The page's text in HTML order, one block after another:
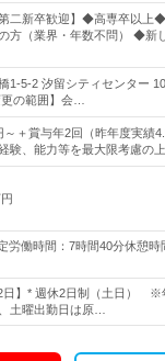
第二新卒歓迎】◆高専卒以上
方（業界・年数不問） ◆新
1-5-2 汐留シティセンター
更の範囲】会…
～＋賞与年2回（昨年度実績
験、能力等を最大限考慮の
労働時間：7時間40分休憩時
日】* 週休2日制（土日） ※
曜出勤日は原…